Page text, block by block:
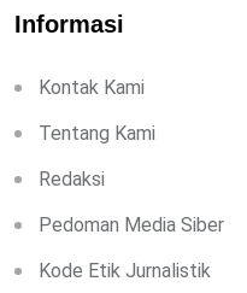
Informasi
Kontak Kami
Tentang Kami
Redaksi
Pedoman Media Siber
Kode Etik Jurnalistik